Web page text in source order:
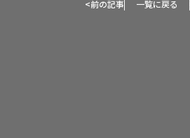
<前の記事 一覧に戻る